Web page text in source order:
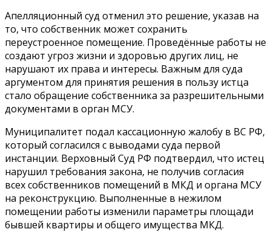
Апелляционный суд отменил это решение, указав на
то, что собственник может сохранить
переустроенное помещение. Проведённые работы не
создают угроз жизни и здоровью других лиц, не
нарушают их права и интересы. Важным для суда
аргументом для принятия решения в пользу истца
стало обращение собственника за разрешительными
документами в орган МСУ.
Муниципалитет подал кассационную жалобу в ВС РФ,
который согласился с выводами суда первой
инстанции. Верховный Суд РФ подтвердил, что истец
нарушил требования закона, не получив согласия
всех собственников помещений в МКД и органа МСУ
на реконструкцию. Выполненные в нежилом
помещении работы изменили параметры площади
бывшей квартиры и общего имущества МКД.